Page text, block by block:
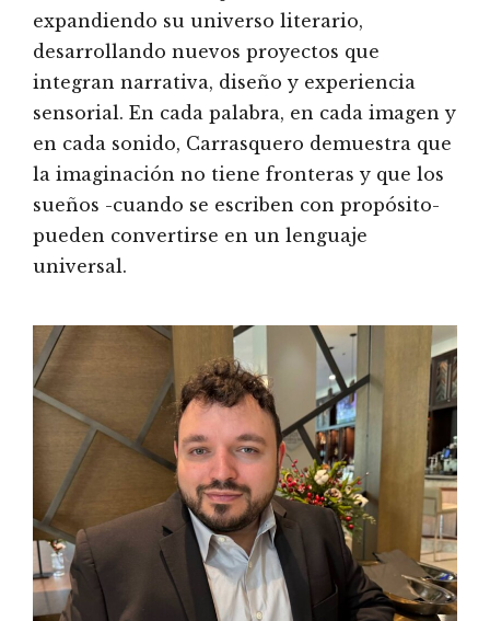
expandiendo su universo literario,
desarrollando nuevos proyectos que
integran narrativa, diseño y experiencia
sensorial. En cada palabra, en cada imagen y
en cada sonido, Carrasquero demuestra que
la imaginación no tiene fronteras y que los
sueños -cuando se escriben con propósito-
pueden convertirse en un lenguaje
universal.